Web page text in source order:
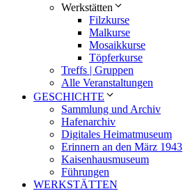
Werkstätten
Filzkurse
Malkurse
Mosaikkurse
Töpferkurse
Treffs | Gruppen
Alle Veranstaltungen
GESCHICHTE
Sammlung und Archiv
Hafenarchiv
Digitales Heimatmuseum
Erinnern an den März 1943
Kaisenhausmuseum
Führungen
WERKSTÄTTEN